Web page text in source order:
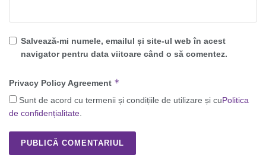
Salvează-mi numele, emailul și site-ul web în acest
navigator pentru data viitoare când o să comentez.
Privacy Policy Agreement *
Sunt de acord cu termenii și condițiile de utilizare și cuPolitica
de confidențialitate